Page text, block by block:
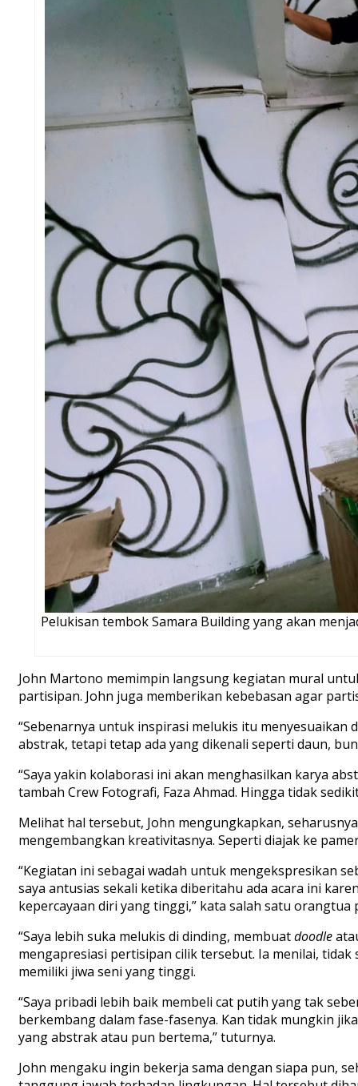
Pelukisan tembok Samara Building yang akan
John Martono memimpin langsung kegiatan mural
partisipan. John juga memberikan kebebasan agar
“Sebenarnya untuk inspirasi melukis itu
abstrak, tetapi tetap ada yang dikenali seperti daun,
“Saya yakin kolaborasi ini akan menghasilkan karya
tambah Crew Fotografi, Faza Ahmad. Hingga tidak
Melihat hal tersebut, John mengungkapkan,
mengembangkan kreativitasnya. Seperti diajak ke
“Kegiatan ini sebagai wadah untuk mengekspresikan
saya antusias sekali ketika diberitahu ada acara ini
kepercayaan diri yang tinggi,” kata salah satu orangtua
“Saya lebih suka melukis di dinding, membuatdoodle
mengapresiasi pertisipan cilik tersebut. Ia menilai,
memiliki jiwa seni yang tinggi.
“Saya pribadi lebih baik membeli cat putih yang tak
berkembang dalam fase-fasenya. Kan tidak mungkin
yang abstrak atau pun bertema,” tuturnya.
John mengaku ingin bekerja sama dengan siapa pun,